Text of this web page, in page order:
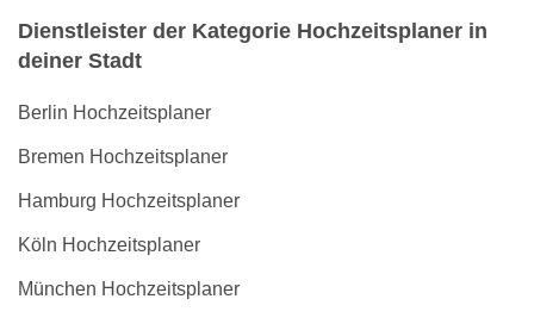
Dienstleister der Kategorie Hochzeitsplaner in
deiner Stadt
Berlin Hochzeitsplaner
Bremen Hochzeitsplaner
Hamburg Hochzeitsplaner
Köln Hochzeitsplaner
München Hochzeitsplaner